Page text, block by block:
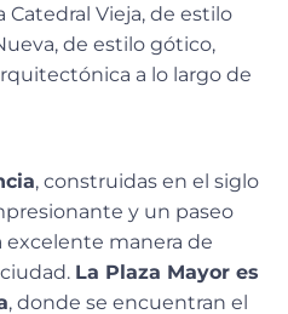
Vieja, de estilo
de estilo gótico,
a lo largo de
, construidas en el siglo
y un paseo
manera de
La Plaza Mayor es
, donde se encuentran el